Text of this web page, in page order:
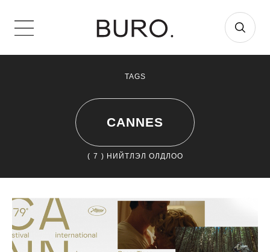
TAGS
CANNES
( 7 ) НИЙТЛЭЛ ОЛДЛОО